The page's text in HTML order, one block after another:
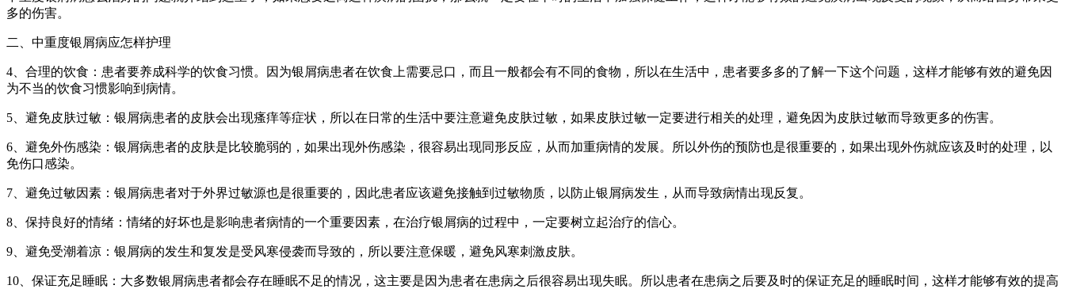
多的伤害。
二、中重度银屑病应怎样护理
4、合理的饮食：患者要养成科学的饮食习惯。因为银屑病患者在饮食上需要忌口，而且一般都会有不同的食物，所以在生活中，患者要多多的了解一下这个问题，这样才能够有效的避免因
为不当的饮食习惯影响到病情。
5、避免皮肤过敏：银屑病患者的皮肤会出现瘙痒等症状，所以在日常的生活中要注意避免皮肤过敏，如果皮肤过敏一定要进行相关的处理，避免因为皮肤过敏而导致更多的伤害。
6、避免外伤感染：银屑病患者的皮肤是比较脆弱的，如果出现外伤感染，很容易出现同形反应，从而加重病情的发展。所以外伤的预防也是很重要的，如果出现外伤就应该及时的处理，以
免伤口感染。
7、避免过敏因素：银屑病患者对于外界过敏源也是很重要的，因此患者应该避免接触到过敏物质，以防止银屑病发生，从而导致病情出现反复。
8、保持良好的情绪：情绪的好坏也是影响患者病情的一个重要因素，在治疗银屑病的过程中，一定要树立起治疗的信心。
9、避免受潮着凉：银屑病的发生和复发是受风寒侵袭而导致的，所以要注意保暖，避免风寒刺激皮肤。
10、保证充足睡眠：大多数银屑病患者都会存在睡眠不足的情况，这主要是因为患者在患病之后很容易出现失眠。所以患者在患病之后要及时的保证充足的睡眠时间，这样才能够有效的提高